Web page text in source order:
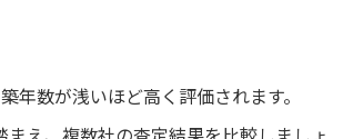
数が浅いほど高く評価されます。